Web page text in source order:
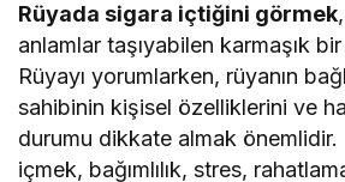
Rüyada sigara içtiğini görmek
anlamlar taşıyabilen karmaşık
Rüyayı yorumlarken, rüyanın
sahibinin kişisel özelliklerini ve
durumu dikkate almak önemlidir.
içmek, bağımlılık, stres,